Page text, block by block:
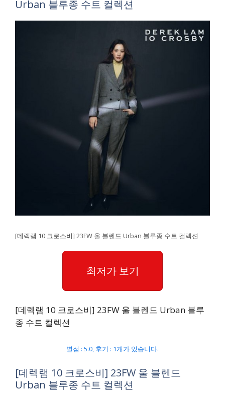
Urban 블루종 수트 컬렉션
[데렉램 10 크로스비] 23FW 울 블렌드 Urban 블루종 수트 컬렉션
최저가 보기
[데렉램 10 크로스비] 23FW 울 블렌드 Urban 블루
종 수트 컬렉션
별점 : 5.0, 후기 : 1개가 있습니다.
[데렉램 10 크로스비] 23FW 울 블렌드
Urban 블루종 수트 컬렉션